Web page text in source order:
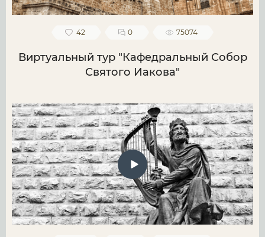
42 0 75074
Виртуальный тур "Кафедральный Собор
Святого Иакова"